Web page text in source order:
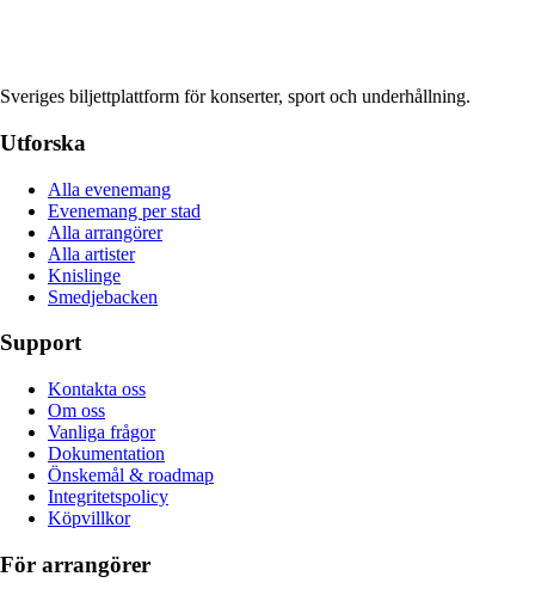
Sveriges biljettplattform för konserter, sport och underhållning.
Utforska
Alla evenemang
Evenemang per stad
Alla arrangörer
Alla artister
Knislinge
Smedjebacken
Support
Kontakta oss
Om oss
Vanliga frågor
Dokumentation
Önskemål & roadmap
Integritetspolicy
Köpvillkor
För arrangörer